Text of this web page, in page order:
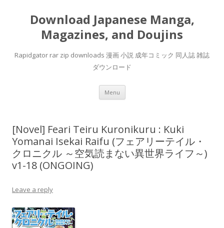
Download Japanese Manga,
Magazines, and Doujins
Rapidgator rar zip downloads 漫画 小説 成年コミック 同人誌 雑誌
ダウンロード
Menu Skip
content
[Novel] Feari Teiru Kuronikuru : Kuki
Yomanai Isekai Raifu (フェアリーテイル・
クロニクル ～空気読まない異世界ライフ～)
v1-18 (ONGOING)
Leave a reply